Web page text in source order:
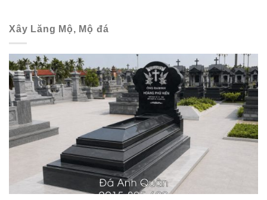
Xây Lăng Mộ, Mộ đá